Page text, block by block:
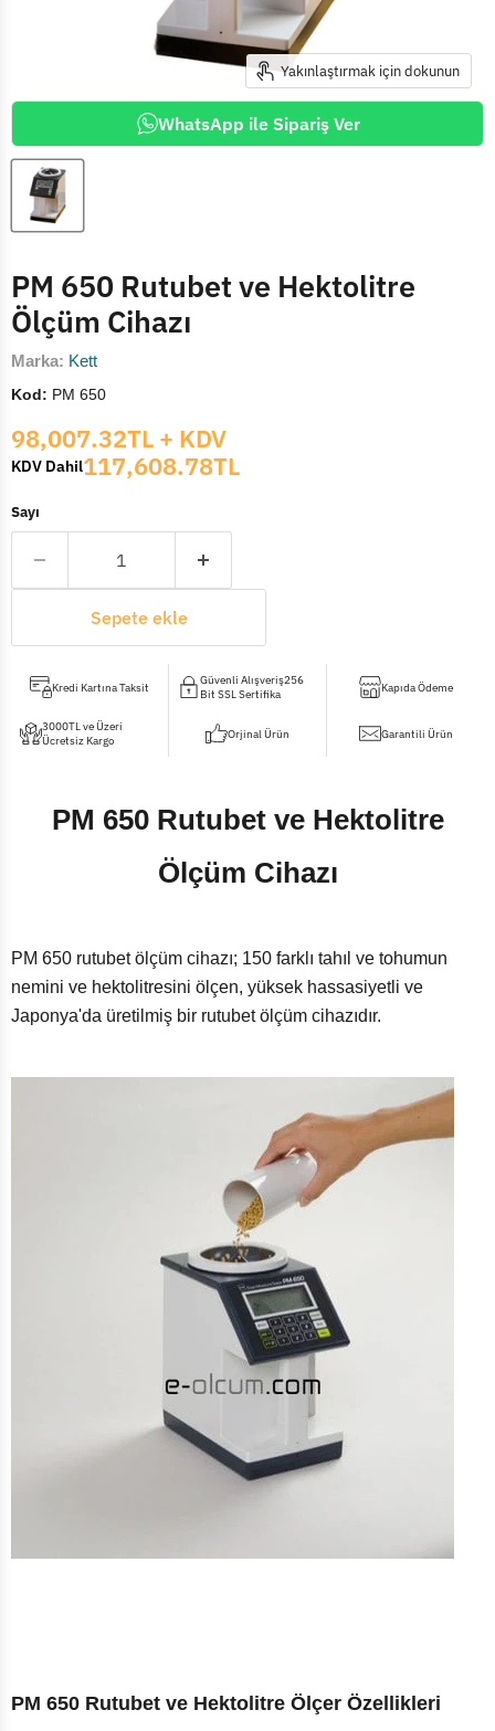
Yakınlaştırmak için dokunun
WhatsApp ile Sipariş Ver
PM 650 Rutubet ve Hektolitre
Ölçüm Cihazı
Marka: Kett
Kod: PM 650
Mevcut fiyat
98,007.32TL + KDV
KDV Dahil117,608.78TL
Sayı
Sepete ekle
Kredi Kartına Taksit
Güvenli Alışveriş256
Bit SSL Sertifika
Kapıda Ödeme
3000TL ve Üzeri
Ücretsiz Kargo
Orjinal Ürün Garantili Ürün
PM 650 Rutubet ve Hektolitre
Ölçüm Cihazı
PM 650 rutubet ölçüm cihazı; 150 farklı tahıl ve tohumun
nemini ve hektolitresini ölçen, yüksek hassasiyetli ve
Japonya'da üretilmiş bir rutubet ölçüm cihazıdır.
PM 650 Rutubet ve Hektolitre Ölçer Özellikleri